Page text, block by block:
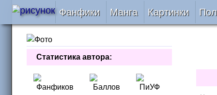
Фанфики
Сборники
Подобрать
Манга Картинки
Статистика автора: